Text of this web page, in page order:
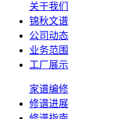
关于我们
锦秋文谱
公司动态
业务范围
工厂展示
家谱编修
修谱进展